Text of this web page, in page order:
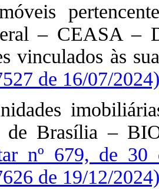
– CEASA –
vinculados às
de 16/07/2024)
de Brasília –
nº 679, de 30
de 19/12/2024)